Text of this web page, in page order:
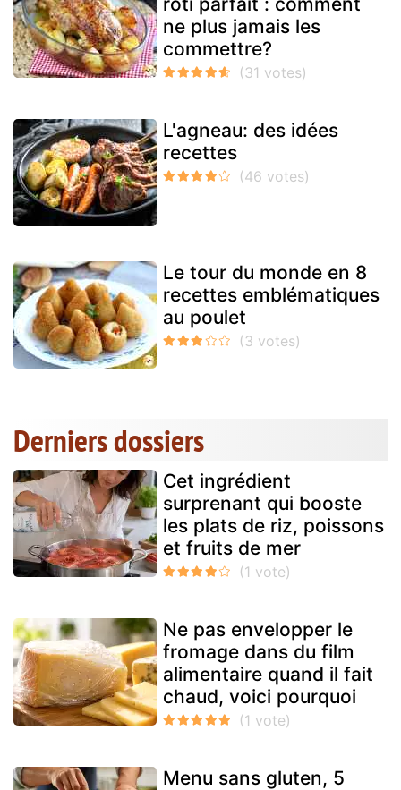
ne plus jamais les
commettre?
L'agneau: des idées
recettes
Le tour du monde en 8
recettes emblématiques
au poulet
Derniers dossiers
Cet ingrédient
surprenant qui booste
les plats de riz, poissons
et fruits de mer
Ne pas envelopper le
fromage dans du film
alimentaire quand il fait
chaud, voici pourquoi
Menu sans gluten, 5